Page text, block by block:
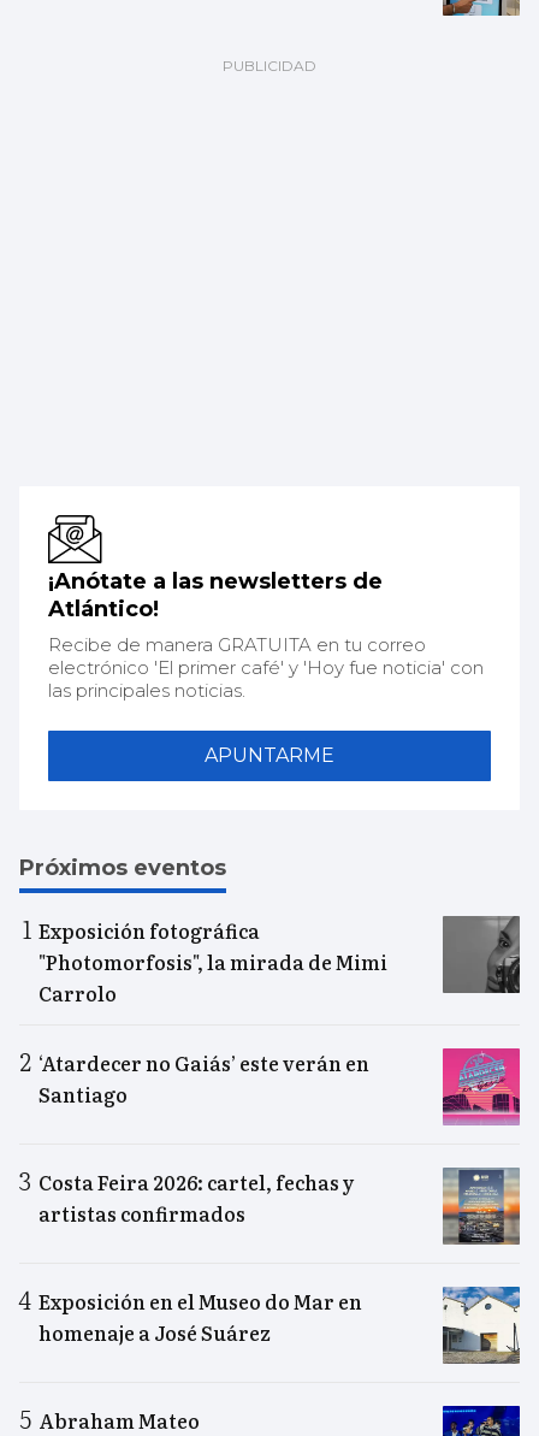
¡Anótate a las newsletters de
Atlántico!
Recibe de manera GRATUITA en tu correo
electrónico 'El primer café' y 'Hoy fue noticia' con
las principales noticias.
APUNTARME
Próximos eventos
Exposición fotográfica
"Photomorfosis", la mirada de Mimi
Carrolo
‘Atardecer no Gaiás’ este verán en
Santiago
Costa Feira 2026: cartel, fechas y
artistas confirmados
Exposición en el Museo do Mar en
homenaje a José Suárez
Abraham Mateo